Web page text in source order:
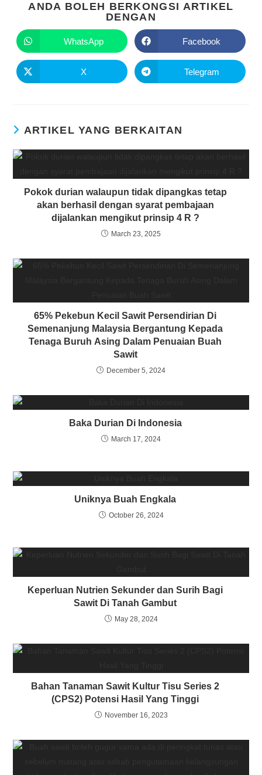
ANDA BOLEH BERKONGSI ARTIKEL
DENGAN
WhatsApp Facebook
X Telegram
ARTIKEL YANG BERKAITAN
Pokok durian walaupun tidak dipangkas tetap
akan berhasil dengan syarat pembajaan
dijalankan mengikut prinsip 4 R ?
March 23, 2025
65% Pekebun Kecil Sawit Persendirian Di
Semenanjung Malaysia Bergantung Kepada
Tenaga Buruh Asing Dalam Penuaian Buah
Sawit
December 5, 2024
Baka Durian Di Indonesia
March 17, 2024
Uniknya Buah Engkala
October 26, 2024
Keperluan Nutrien Sekunder dan Surih Bagi
Sawit Di Tanah Gambut
May 28, 2024
Bahan Tanaman Sawit Kultur Tisu Series 2
(CPS2) Potensi Hasil Yang Tinggi
November 16, 2023